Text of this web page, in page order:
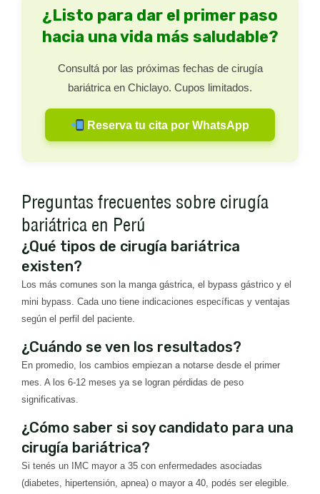
¿Listo para dar el primer paso
hacia una vida más saludable?
Consultá por las próximas fechas de cirugía
bariátrica en Chiclayo. Cupos limitados.
Reserva tu cita por WhatsApp
Preguntas frecuentes sobre cirugía
bariátrica en Perú
¿Qué tipos de cirugía bariátrica
existen?
Los más comunes son la manga gástrica, el bypass gástrico y el
mini bypass. Cada uno tiene indicaciones específicas y ventajas
según el perfil del paciente.
¿Cuándo se ven los resultados?
En promedio, los cambios empiezan a notarse desde el primer
mes. A los 6-12 meses ya se logran pérdidas de peso
significativas.
¿Cómo saber si soy candidato para una
cirugía bariátrica?
Si tenés un IMC mayor a 35 con enfermedades asociadas
(diabetes, hipertensión, apnea) o mayor a 40, podés ser elegible.